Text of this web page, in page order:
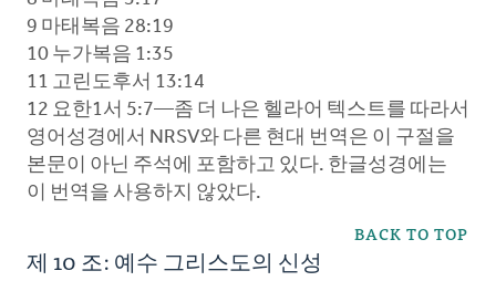
9 마태복음 28:19
10 누가복음 1:35
11 고린도후서 13:14
12 요한1서 5:7—좀 더 나은 헬라어 텍스트를 따라서
영어성경에서 NRSV와 다른 현대 번역은 이 구절을
본문이 아닌 주석에 포함하고 있다. 한글성경에는
이 번역을 사용하지 않았다.
BACK TO TOP
제 10 조: 예수 그리스도의 신성